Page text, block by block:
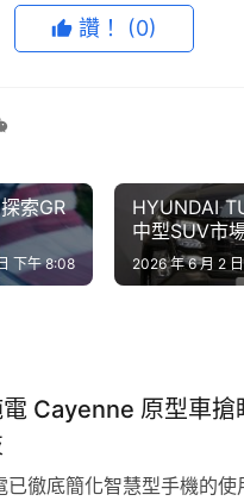
回廠享免費冷氣健檢及23
牌回饋專案
循環與輪胎耗損，正迎
搖品牌「大苑子™」，活
況檢查交給福斯商旅，您
讚！ (0)
索GR
下午 8:08
HYUNDAI
中型SUV市
2026 年 6 月 2
Cayenne 原型車
已徹底簡化智慧型手機的